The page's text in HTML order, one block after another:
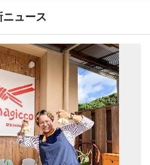
ニュース